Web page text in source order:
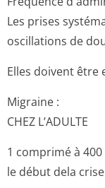
Les prises
oscillations de
Elles doivent être
Migraine :
CHEZ L’ADULTE
1 comprimé à
le début dela